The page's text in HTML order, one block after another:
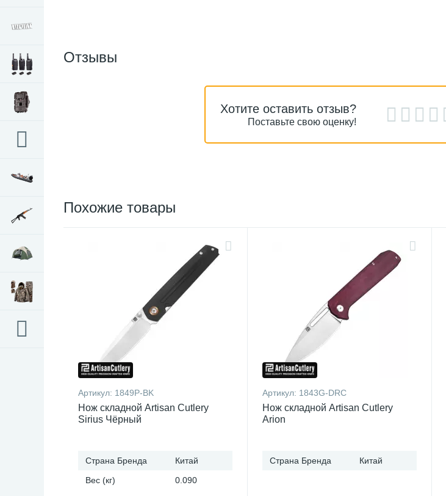
Отзывы
Хотите оставить отзыв?
Поставьте свою оценку!
Похожие товары
Артикул: 1849P-BK
Нож складной Artisan Cutlery
Sirius Чёрный
Страна Бренда
Китай
Вес (кг)
0.090
Артикул: 1843G-DRC
Нож складной Artisan Cutlery
Arion
Страна Бренда Китай